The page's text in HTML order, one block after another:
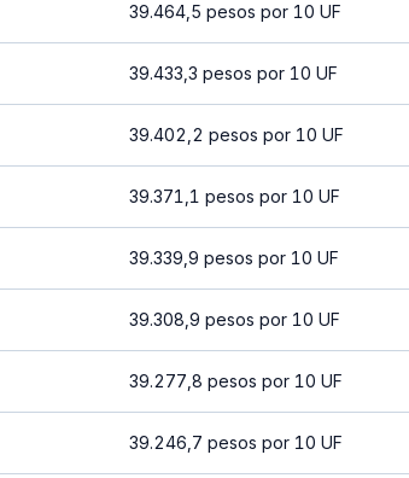
39.464,5 pesos por 10 UF
39.433,3 pesos por 10 UF
39.402,2 pesos por 10 UF
39.371,1 pesos por 10 UF
39.339,9 pesos por 10 UF
39.308,9 pesos por 10 UF
39.277,8 pesos por 10 UF
39.246,7 pesos por 10 UF